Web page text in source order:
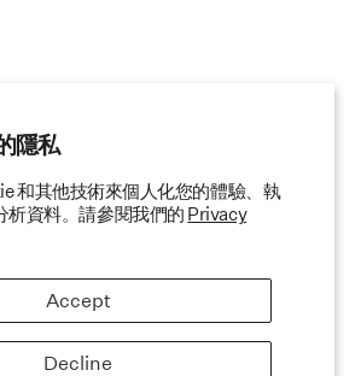
隱私
和其他技術來個人化您的體驗、執
析資料。請參閱我們的 Privacy
Accept
Decline